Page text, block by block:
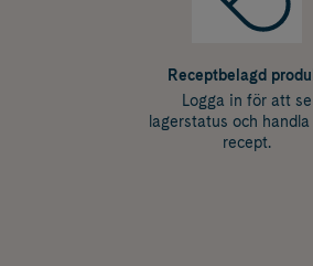
Receptbelagd
Logga in för att se
lagerstatus och
recept.